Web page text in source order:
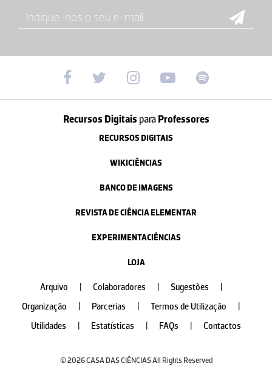
Recursos Digitais paraProfessores
RECURSOS DIGITAIS
WIKICIÊNCIAS
BANCO DE IMAGENS
REVISTA DE CIÊNCIA ELEMENTAR
EXPERIMENTACIÊNCIAS
LOJA
Arquivo Colaboradores Sugestões
Organização
Parcerias Termos de Utilização
Utilidades
Estatísticas FAQs Contactos
© 2026 CASA DAS CIÊNCIAS All Rights Reserved